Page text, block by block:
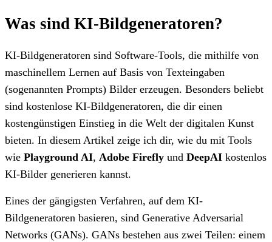
Was sind KI-Bildgeneratoren?
KI-Bildgeneratoren sind Software-Tools, die mithilfe von
maschinellem Lernen auf Basis von Texteingaben
(sogenannten Prompts) Bilder erzeugen. Besonders beliebt
sind kostenlose KI-Bildgeneratoren, die dir einen
kostengünstigen Einstieg in die Welt der digitalen Kunst
bieten. In diesem Artikel zeige ich dir, wie du mit Tools
wie Playground AI, Adobe Firefly und DeepAI kostenlos
KI-Bilder generieren kannst.
Eines der gängigsten Verfahren, auf dem KI-
Bildgeneratoren basieren, sind Generative Adversarial
Networks (GANs). GANs bestehen aus zwei Teilen: einem